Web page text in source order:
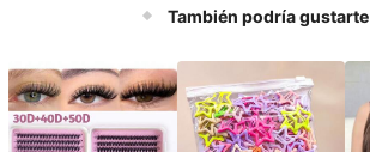
También podría gustarte